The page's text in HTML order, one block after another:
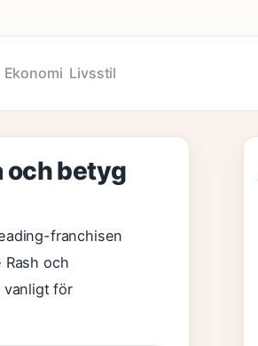
Ekonomi Livsstil
och betyg
franchisen
och
vanligt för